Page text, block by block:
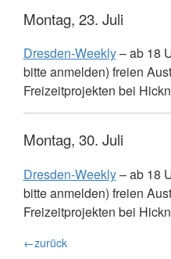
Montag, 23. Juli
Dresden-Weekly– ab 18
bitte anmelden) freien
Freizeitprojekten bei
Montag, 30. Juli
Dresden-Weekly– ab 18
bitte anmelden) freien
Freizeitprojekten bei
←zurück